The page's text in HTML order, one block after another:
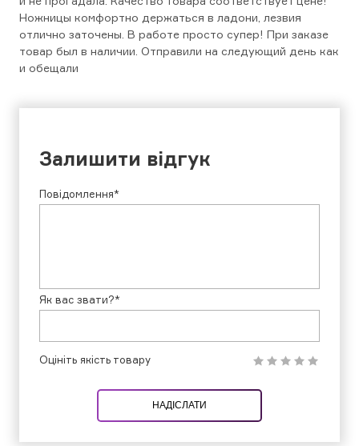
Ножницы комфортно держаться в ладони, лезвия
отлично заточены. В работе просто супер! При заказе
товар был в наличии. Отправили на следующий день как
и обещали
Залишити відгук
Повідомлення*
Як вас звати?*
Оцініть якість товару
НАДІСЛАТИ